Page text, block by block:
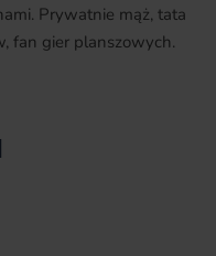
Prywatnie mąż, tata
fan gier planszowych.